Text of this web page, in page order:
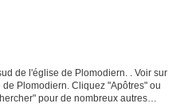
de l'église de Plomodiern. . Voir sur
Plomodiern. Cliquez "Apôtres" ou
pour de nombreux autres